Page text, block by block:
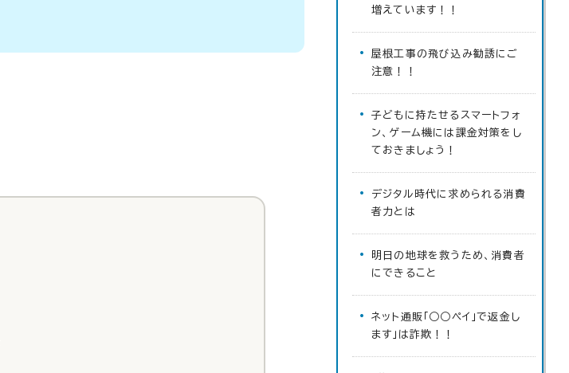
増えています！！
屋根工事の飛び込み勧誘にご
注意！！
子どもに持たせるスマートフォ
ン、ゲーム機には課金対策をし
ておきましょう！
デジタル時代に求められる消費
者力とは
明日の地球を救うため、消費者
にできること
ネット通販「○○ペイ」で返金し
ます」は詐欺！！